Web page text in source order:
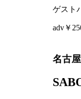
ゲスト
adv￥
名古